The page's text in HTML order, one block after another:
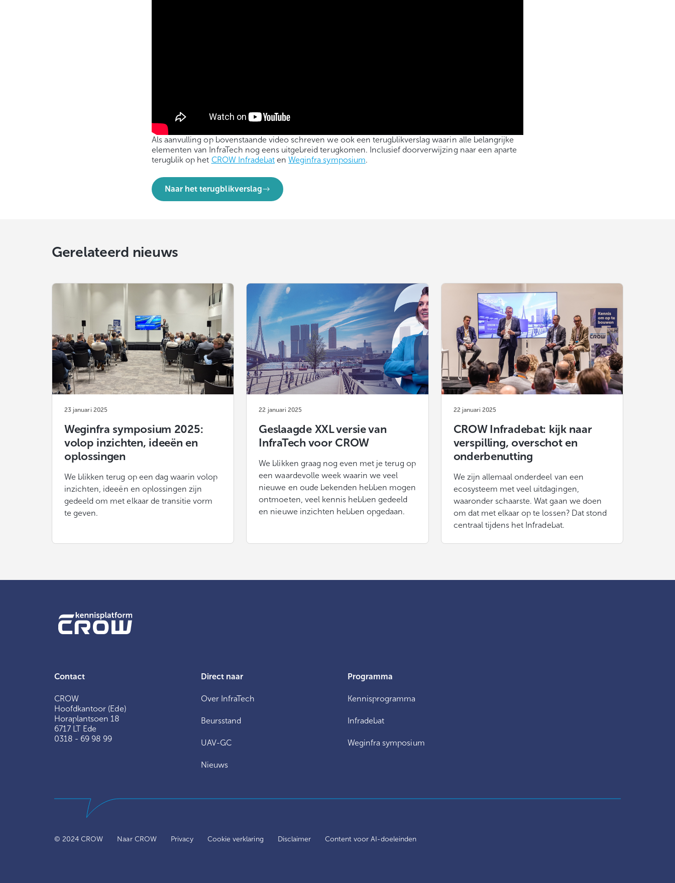
Als aanvulling op bovenstaande video schreven we ook een terugblikverslag waarin alle belangrijke
elementen van InfraTech nog eens uitgebreid terugkomen. Inclusief doorverwijzing naar een aparte
terugblik op het CROW Infradebat enWeginfra symposium.
Naar het terugblikverslag
Gerelateerd nieuws
23 januari 2025
Weginfra symposium 2025:
volop inzichten, ideeën en
oplossingen
We blikken terug op een dag waarin volop
inzichten, ideeën en oplossingen zijn
gedeeld om met elkaar de transitie vorm
te geven.
22 januari 2025
Geslaagde XXL versie van
InfraTech voor CROW
We blikken graag nog even met je terug op
een waardevolle week waarin we veel
nieuwe en oude bekenden hebben mogen
ontmoeten, veel kennis hebben gedeeld
en nieuwe inzichten hebben opgedaan.
22 januari 2025
CROW Infradebat: kijk naar
verspilling, overschot en
onderbenutting
We zijn allemaal onderdeel van een
ecosysteem met veel uitdagingen,
waaronder schaarste. Wat gaan we doen
om dat met elkaar op te lossen? Dat stond
centraal tijdens het Infradebat.
Contact
CROW
Hoofdkantoor (Ede)
Horaplantsoen 18
6717 LT Ede
0318 - 69 98 99
Direct naar
Over InfraTech
Beursstand
UAV-GC
Nieuws
Programma
Kennisprogramma
Infradebat
Weginfra symposium
© 2024 CROW Naar CROW Privacy Cookie verklaring Disclaimer Content voor AI-doeleinden